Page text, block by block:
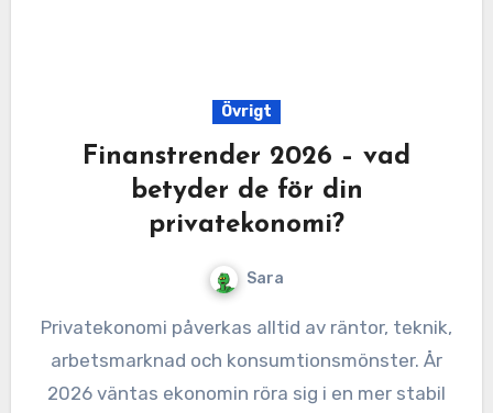
Övrigt
Finanstrender 2026 – vad
betyder de för din
privatekonomi?
Sara
Privatekonomi påverkas alltid av räntor, teknik,
arbetsmarknad och konsumtionsmönster. År
2026 väntas ekonomin röra sig i en mer stabil